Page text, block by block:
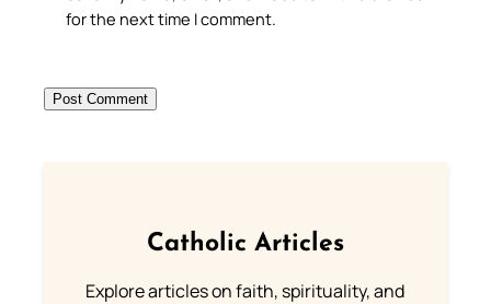
for the next time I comment.
Catholic Articles
Explore articles on faith, spirituality, and